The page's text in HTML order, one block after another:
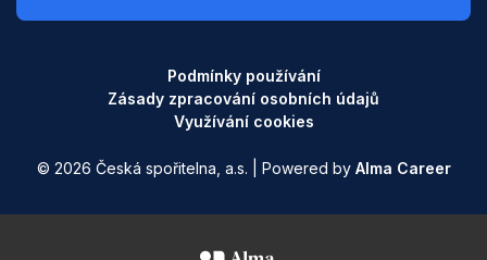
Podmínky používání
Zásady zpracování osobních údajů
Využívání cookies
© 2026 Česká spořitelna, a.s. | Powered by Alma Career